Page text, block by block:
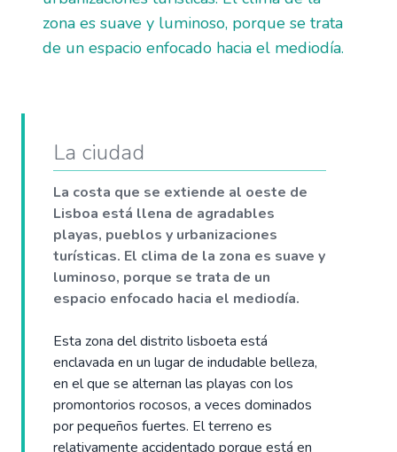
zona es suave y luminoso, porque se trata
de un espacio enfocado hacia el mediodía.
La ciudad
La costa que se extiende al oeste de
Lisboa está llena de agradables
playas, pueblos y urbanizaciones
turísticas. El clima de la zona es suave y
luminoso, porque se trata de un
espacio enfocado hacia el mediodía.
Esta zona del distrito lisboeta está
enclavada en un lugar de indudable belleza,
en el que se alternan las playas con los
promontorios rocosos, a veces dominados
por pequeños fuertes. El terreno es
relativamente accidentado porque está en